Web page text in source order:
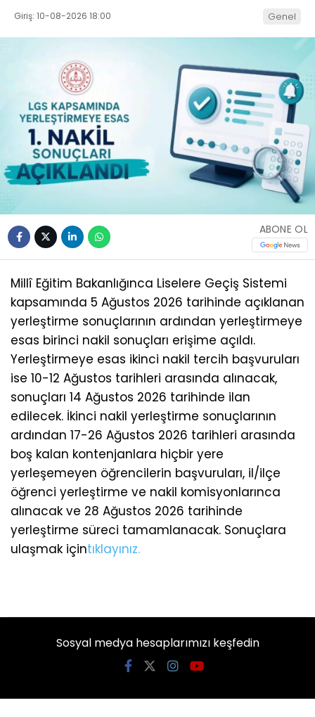
Giriş: 10-08-2026 18:00 Genel
ABONE OL
Millî Eğitim Bakanlığınca Liselere Geçiş Sistemi
kapsamında 5 Ağustos 2026 tarihinde açıklanan
yerleştirme sonuçlarının ardından yerleştirmeye
esas birinci nakil sonuçları erişime açıldı.
Yerleştirmeye esas ikinci nakil tercih başvuruları
ise 10-12 Ağustos tarihleri arasında alınacak,
sonuçları 14 Ağustos 2026 tarihinde ilan
edilecek. İkinci nakil yerleştirme sonuçlarının
ardından 17-26 Ağustos 2026 tarihleri arasında
boş kalan kontenjanlara hiçbir yere
yerleşemeyen öğrencilerin başvuruları, il/ilçe
öğrenci yerleştirme ve nakil komisyonlarınca
alınacak ve 28 Ağustos 2026 tarihinde
yerleştirme süreci tamamlanacak. Sonuçlara
ulaşmak içintıklayınız.
Sosyal medya hesaplarımızı keşfedin